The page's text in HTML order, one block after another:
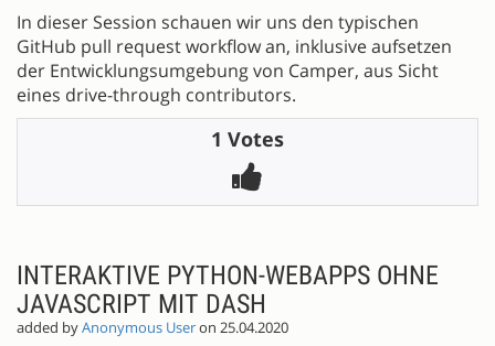
In dieser Session schauen wir uns den typischen
GitHub pull request workflow an, inklusive aufsetzen
der Entwicklungsumgebung von Camper, aus Sicht
eines drive-through contributors.
1 Votes
INTERAKTIVE PYTHON-WEBAPPS OHNE
JAVASCRIPT MIT DASH
added byAnonymous Useron 25.04.2020